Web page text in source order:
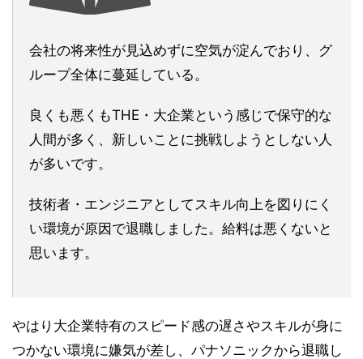
会社の将来性が見込めずに空気が淀んでおり、グ
ループ全体に蔓延している。
良くも悪くもTHE・大企業という感じで保守的な
人間が多く、新しいことに挑戦しようとしない人
が多いです。
技術者・エンジニアとしてスキル向上を図りにく
い環境が原因で退職しました。給料は悪くないと
思います。
やはり大企業特有のスピード感の遅さやスキルが身に
つかない環境に嫌気が差し、パナソニックから退職し